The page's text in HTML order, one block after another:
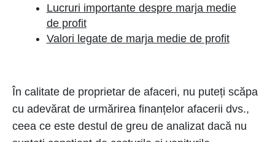
Lucruri importante despre marja medie
de profit
Valori legate de marja medie de profit
În calitate de proprietar de afaceri, nu puteți scăpa
cu adevărat de urmărirea finanțelor afacerii dvs.,
ceea ce este destul de greu de analizat dacă nu